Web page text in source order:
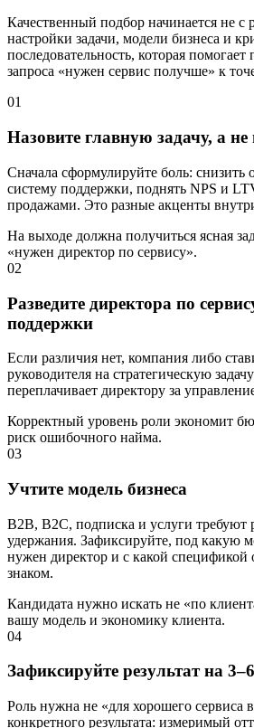
Качественный подбор начинается не с
настройки задачи, модели бизнеса и
последовательность, которая
запроса «нужен сервис получше» к
01
Назовите главную задачу, а
Сначала сформулируйте боль: снизить
систему поддержки, поднять NPS и
продажами. Это разные акценты
На выходе должна получиться ясная
«нужен директор по сервису».
02
Разведите директора по
поддержки
Если различия нет, компания либо
руководителя на стратегическую
переплачивает директору за
Корректный уровень роли экономит
риск ошибочного найма.
03
Учтите модель бизнеса
B2B, B2C, подписка и услуги требуют
удержания. Зафиксируйте, под какую
нужен директор и с какой спецификой
знаком.
Кандидата нужно искать не «по
вашу модель и экономику клиента.
04
Зафиксируйте результат на
Роль нужна не «для хорошего сервиса
конкретного результата: измеримый